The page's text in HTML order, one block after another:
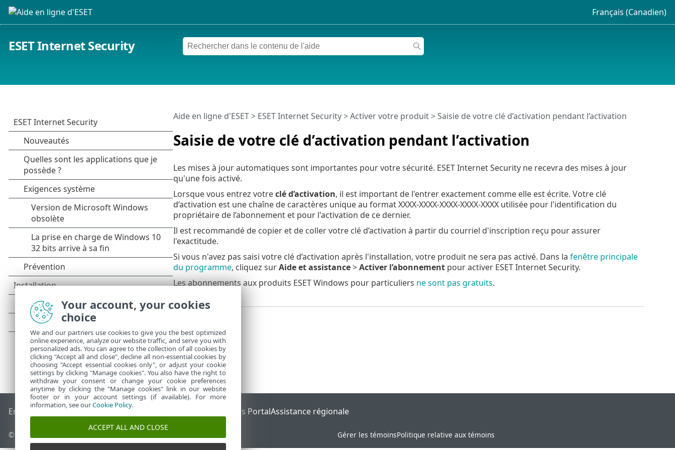
Français (Canadien)
ESET Internet Security
Saisie de votre clé d’activation pendant l’activation
Aide en ligne d'ESET> ESET Internet Security>Activer votre produit> Saisie de votre clé d’activation pendant l’activation
Les mises à jour automatiques sont importantes pour votre sécurité. ESET Internet Security ne recevra des mises à jour
qu'une fois activé.
Lorsque vous entrez votreclé d’activation, il est important de l'entrer exactement comme elle est écrite. Votre clé
d’activation est une chaîne de caractères unique au format XXXX-XXXX-XXXX-XXXX-XXXX utilisée pour l'identification du
propriétaire de l’abonnement et pour l'activation de ce dernier.
Il est recommandé de copier et de coller votre clé d’activation à partir du courriel d'inscription reçu pour assurer
l'exactitude.
Si vous n'avez pas saisi votre clé d’activation après l'installation, votre produit ne sera pas activé. Dans la fenêtre principale
du programme, cliquez surAide et assistance>Activer l’abonnementpour activer ESET Internet Security.
Les abonnements aux produits ESET Windows pour particuliers ne sont pas gratuits.
End of Life Base de connaissances ESET ESET Status PortalAssistance régionale
© 1992 - 2026 ESET, spol. s r.o. - Tous droits réservés. Gérer les témoinsPolitique relative aux témoins
Your account, your cookies
choice
We and our partners use cookies to give you the best optimized
online experience, analyze our website traffic, and serve you with
personalized ads. You can agree to the collection of all cookies by
clicking "Accept all and close", decline all non-essential cookies by
choosing "Accept essential cookies only", or adjust your cookie
settings by clicking "Manage cookies". You also have the right to
withdraw your consent or change your cookie preferences
anytime by clicking the "Manage cookies" link in our website
footer or in your account settings (if available). For more
information, see ourCookie Policy.
ACCEPT ALL AND CLOSE